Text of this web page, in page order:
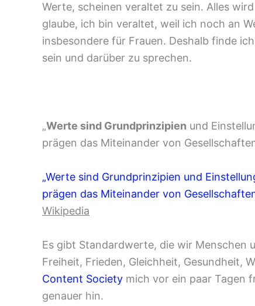
Werte, scheinen veraltet zu sein. Alles
glaube, ich bin veraltet, weil ich noch an
insbesondere für Frauen. Deshalb finde
sein und darüber zu sprechen.
„Werte sind Grundprinzipien und
prägen das Miteinander von
„Werte sind Grundprinzipien und
prägen das Miteinander von
Wikipedia
Es gibt Standardwerte, die wir Menschen
Freiheit, Frieden, Gleichheit, Gesundheit,
Content Society mich vor ein paar Tagen
genauer hin.